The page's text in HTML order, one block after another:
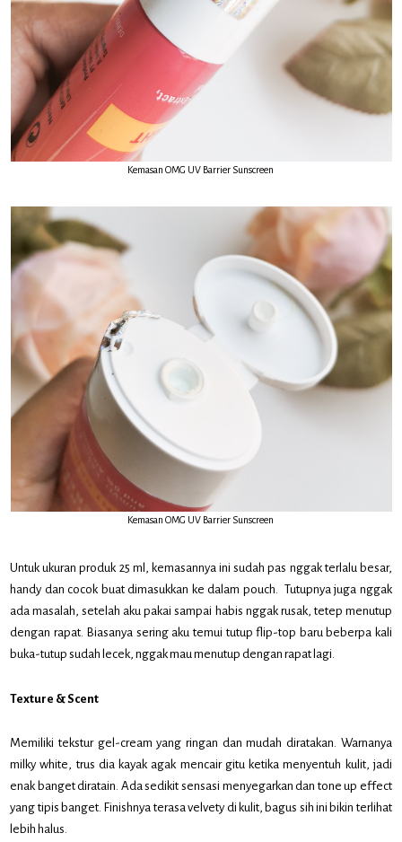
Kemasan OMG UV Barrier Sunscreen
Kemasan OMG UV Barrier Sunscreen
Untuk ukuran produk 25 ml, kemasannya ini sudah pas nggak terlalu besar,
handy dan cocok buat dimasukkan ke dalam pouch. Tutupnya juga nggak
ada masalah, setelah aku pakai sampai habis nggak rusak, tetep menutup
dengan rapat. Biasanya sering aku temui tutup flip-top baru beberpa kali
buka-tutup sudah lecek, nggak mau menutup dengan rapat lagi.
Texture & Scent
Memiliki tekstur gel-cream yang ringan dan mudah diratakan. Warnanya
milky white, trus dia kayak agak mencair gitu ketika menyentuh kulit, jadi
enak banget diratain. Ada sedikit sensasi menyegarkan dan tone up effect
yang tipis banget. Finishnya terasa velvety di kulit, bagus sih ini bikin terlihat
lebih halus.